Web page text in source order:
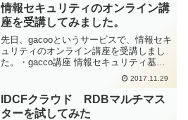
情報セキュリティのオンライン講
座を受講してみました。
先日、gacooというサービスで、情報セキ
ュリティのオンライン講座を受講しまし
た。・gacco講座 情報セキュリティ基礎
講師は株式会社ラックの方で、資料には
ラック社による統計データも含まれてい
ます。講座時間は合計で約3時間20分です
が、動画...
2017.11.29
IDCFクラウド RDBマルチマス
ターを試してみた